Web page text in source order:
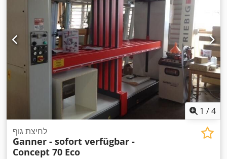
1 /4
לחיצת גוף
Ganner - sofort verfügbar -
Concept 70 Eco